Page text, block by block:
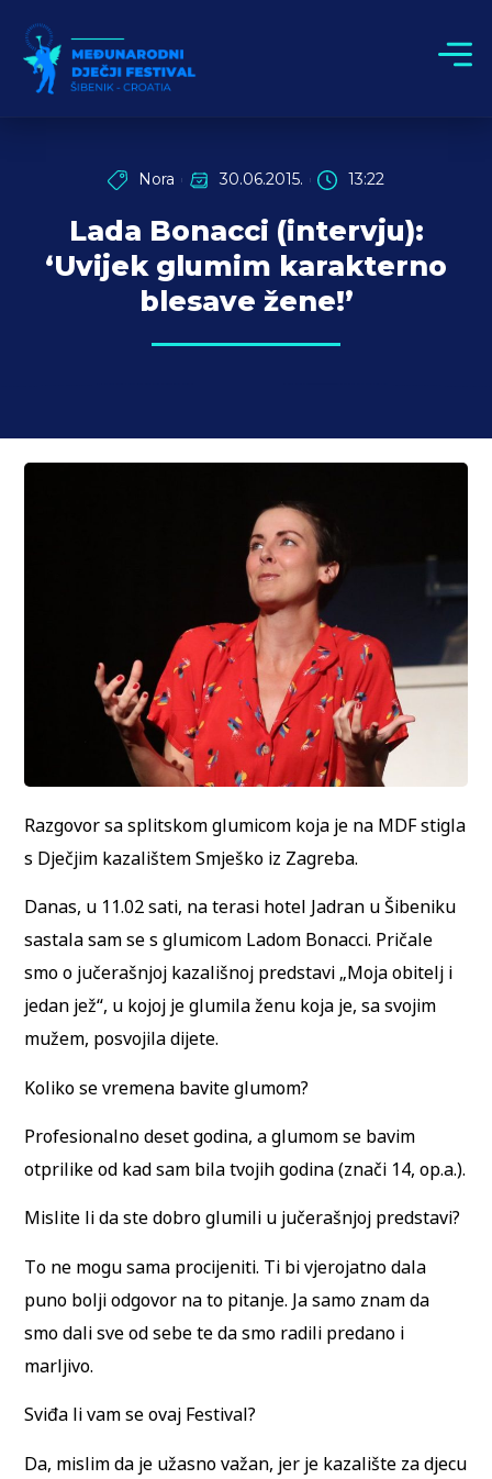
Nora 30.06.2015. 13:22
Lada Bonacci (intervju):
‘Uvijek glumim karakterno
blesave žene!’
Razgovor sa splitskom glumicom koja je na MDF stigla
s Dječjim kazalištem Smješko iz Zagreba.
Danas, u 11.02 sati, na terasi hotel Jadran u Šibeniku
sastala sam se s glumicom Ladom Bonacci. Pričale
smo o jučerašnjoj kazališnoj predstavi „Moja obitelj i
jedan jež“, u kojoj je glumila ženu koja je, sa svojim
mužem, posvojila dijete.
Koliko se vremena bavite glumom?
Profesionalno deset godina, a glumom se bavim
otprilike od kad sam bila tvojih godina (znači 14, op.a.).
Mislite li da ste dobro glumili u jučerašnjoj predstavi?
To ne mogu sama procijeniti. Ti bi vjerojatno dala
puno bolji odgovor na to pitanje. Ja samo znam da
smo dali sve od sebe te da smo radili predano i
marljivo.
Sviđa li vam se ovaj Festival?
Da, mislim da je užasno važan, jer je kazalište za djecu